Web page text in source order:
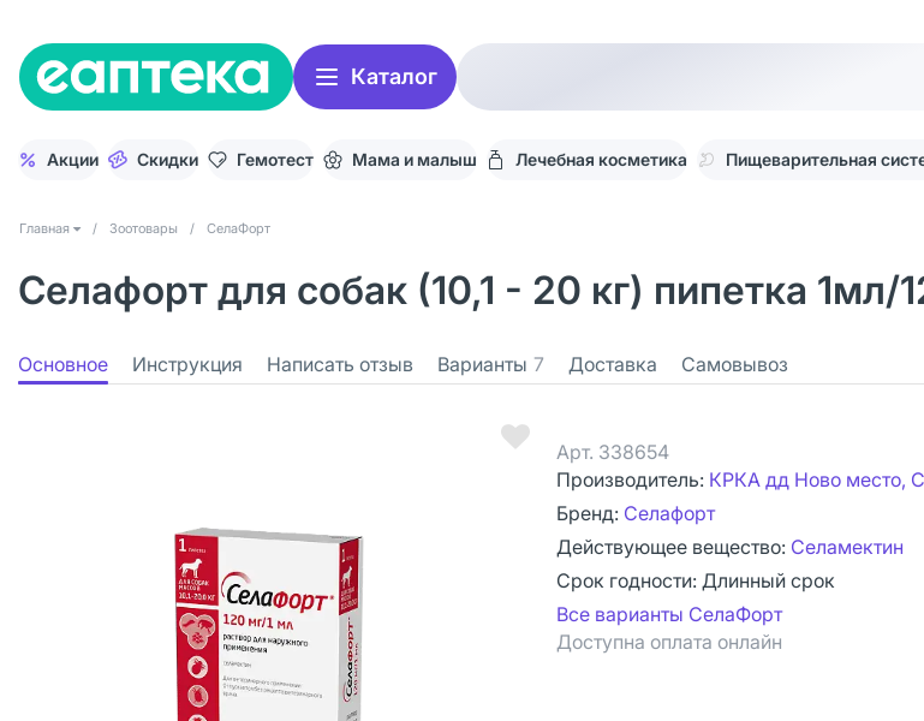
Каталог
Акции Скидки Гемотест Мама и малыш Лечебная косметика Пищеварительная
Главная / Зоотовары / СелаФорт
Селафорт для собак (10,1 - 20 кг) пипетка 1мл/
Основное Инструкция Написать отзыв Варианты 7 Доставка Самовывоз
Арт. 338654
Производитель: КРКА дд Ново место,
Бренд: Селафорт
Действующее вещество: Селамектин
Срок годности: Длинный срок
Все варианты СелаФорт
Доступна оплата онлайн